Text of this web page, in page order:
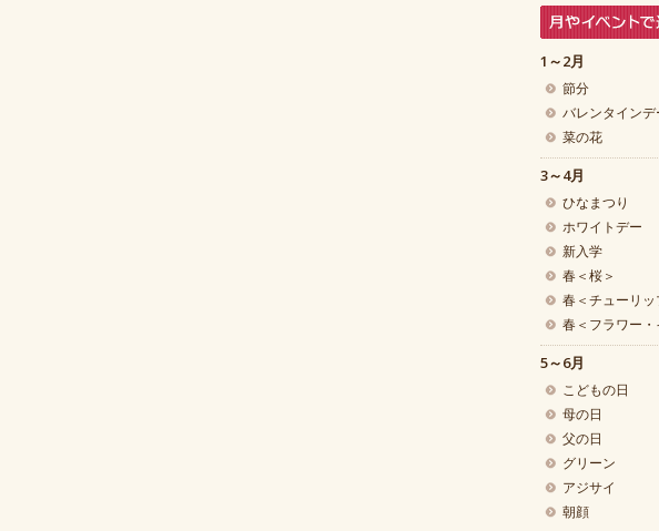
1～2月
節分
バレンタインデ
菜の花
3～4月
ひなまつり
ホワイトデー
新入学
春＜桜＞
春＜チューリッ
春＜フラワー・
5～6月
こどもの日
母の日
父の日
グリーン
アジサイ
朝顔